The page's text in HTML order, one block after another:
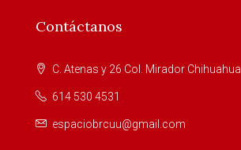
Contáctanos
C. Atenas y 26 Col. Mirador Chihuahua
614 530 4531
espaciobrcuu@gmail.com